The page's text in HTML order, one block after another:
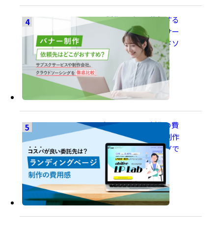
バナー制作はどこに依頼する
のがおすすめ？サブスクサー
ビスや制作会社、クラウドソ
ーシングを徹底比較
ランディングページ制作の費
用感。定額制サービス・制作
会社・クラウドソーシングで
コスパが良いのは？